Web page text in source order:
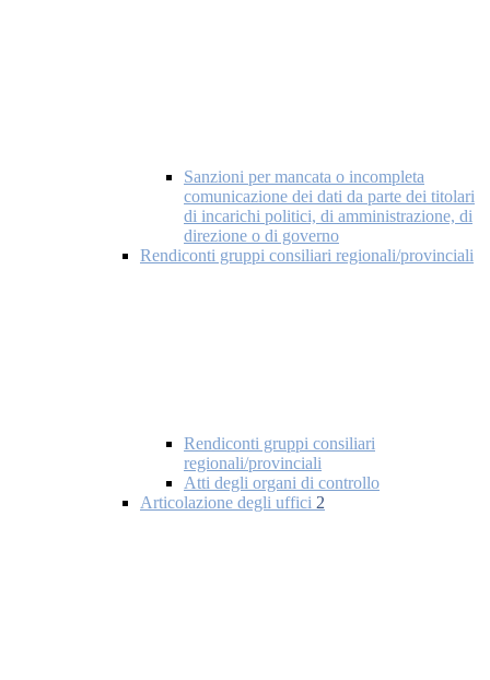
Sanzioni per mancata o incompleta
comunicazione dei dati da parte dei titolari
di incarichi politici, di amministrazione, di
direzione o di governo
Rendiconti gruppi consiliari regionali/provinciali
Rendiconti gruppi consiliari
regionali/provinciali
Atti degli organi di controllo
Articolazione degli uffici 2